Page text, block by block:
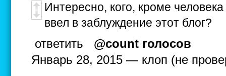
Интересно, кого, кроме
ввел в заблуждение этот блог?
ответить
@count голосов
Январь 28, 2015 — клоп (не